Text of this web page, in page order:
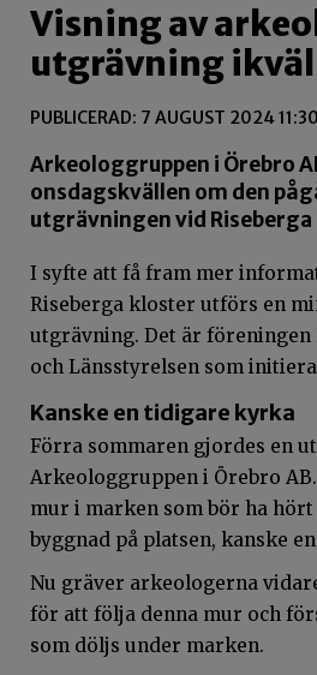
Visning av
utgrävning ikväll
PUBLICERAD: 7 AUGUST 2024 11:30
Arkeologgruppen i Örebro
onsdagskvällen om den
utgrävningen vid
I syfte att få fram mer
Riseberga kloster utförs en
utgrävning. Det är föreningen
och Länsstyrelsen som
Kanske en tidigare kyrka
Förra sommaren gjordes en
Arkeologgruppen i Örebro
mur i marken som bör ha
byggnad på platsen, kanske
Nu gräver arkeologerna
för att följa denna mur och
som döljs under marken.